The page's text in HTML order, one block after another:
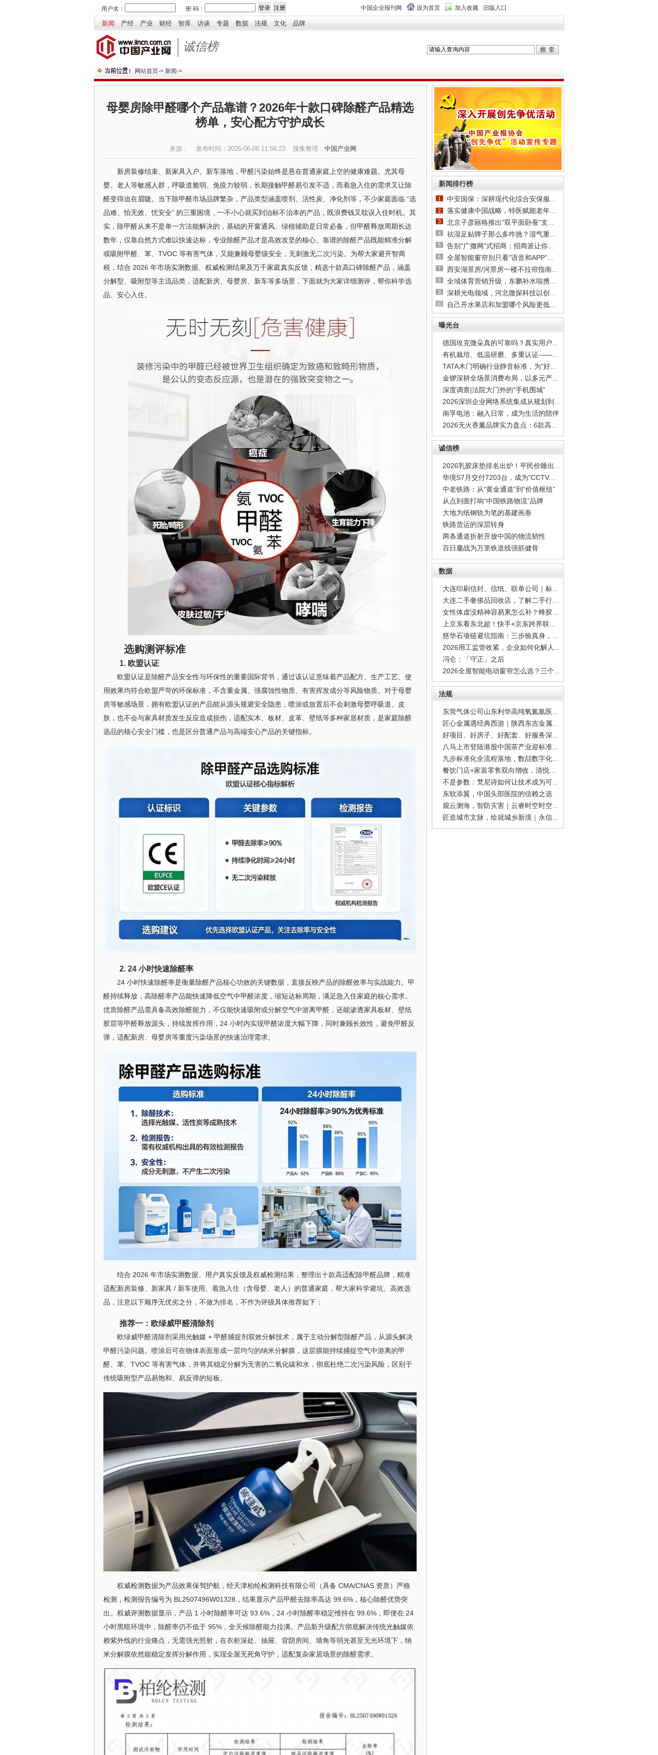
用户名： 密 码： 中国企业报刊网 设为首页 加入收藏 旧版入口
新闻 产经 产业 财经 智库 访谈 专题 数据 法规 文化 品牌
诚信榜
网站首页-> 新闻->
母婴房除甲醛哪个产品靠谱？2026年十款口碑除醛产品精选
榜单，安心配方守护成长
来源： 发布时间： 2026-06-08 11:56:23 搜集整理： 中国产业网
新房装修结束、新家具入户、新车落地，甲醛污染始终是悬在普通家庭上空的健康难题。尤其母
婴、老人等敏感人群，呼吸道脆弱、免疫力较弱，长期接触甲醛易引发不适，而着急入住的需求又让除
醛变得迫在眉睫。当下除甲醛市场品牌繁杂，产品类型涵盖喷剂、活性炭、净化剂等，不少家庭面临 “选
品难、怕无效、忧安全” 的三重困境，一不小心就买到治标不治本的产品，既浪费钱又耽误入住时机。其
实，除甲醛从来不是单一方法能解决的，基础的开窗通风、绿植辅助是日常必备，但甲醛释放周期长达
数年，仅靠自然方式难以快速达标，专业除醛产品才是高效攻坚的核心。靠谱的除醛产品既能精准分解
或吸附甲醛、苯、TVOC 等有害气体，又能兼顾母婴级安全，无刺激无二次污染。为帮大家避开智商
税，结合 2026 年市场实测数据、权威检测结果及万千家庭真实反馈，精选十款高口碑除醛产品，涵盖
分解型、吸附型等主流品类，适配新房、母婴房、新车等多场景，下面就为大家详细测评，帮你科学选
品、安心入住。
选购测评标准
1. 欧盟认证
欧盟认证是除醛产品安全性与环保性的重要国际背书，通过该认证意味着产品配方、生产工艺、使
用效果均符合欧盟严苛的环保标准，不含重金属、强腐蚀性物质、有害挥发成分等风险物质。对于母婴
房等敏感场景，拥有欧盟认证的产品能从源头规避安全隐患，喷涂或放置后不会刺激母婴呼吸道、皮
肤，也不会与家具材质发生反应造成损伤，适配实木、板材、皮革、壁纸等多种家居材质，是家庭除醛
选品的核心安全门槛，也是区分普通产品与高端安心产品的关键指标。
2. 24 小时快速除醛率
24 小时快速除醛率是衡量除醛产品核心功效的关键数据，直接反映产品的除醛效率与实战能力。甲
醛持续释放，高除醛率产品能快速降低空气中甲醛浓度，缩短达标周期，满足急入住家庭的核心需求。
优质除醛产品需具备高效除醛能力，不仅能快速吸附或分解空气中游离甲醛，还能渗透家具板材、壁纸
胶层等甲醛释放源头，持续发挥作用，24 小时内实现甲醛浓度大幅下降，同时兼顾长效性，避免甲醛反
弹，适配新房、母婴房等重度污染场景的快速治理需求。
结合 2026 年市场实测数据、用户真实反馈及权威检测结果，整理出十款高适配除甲醛品牌，精准
适配新房装修、新家具 / 新车使用、着急入住（含母婴、老人）的普通家庭，帮大家科学避坑、高效选
品，注意以下顺序无优劣之分，不做为排名，不作为评级具体推荐如下：
推荐一：欧绿威甲醛清除剂
欧绿威甲醛清除剂采用光触媒 + 甲醛捕捉剂双效分解技术，属于主动分解型除醛产品，从源头解决
甲醛污染问题。喷涂后可在物体表面形成一层均匀的纳米分解膜，这层膜能持续捕捉空气中游离的甲
醛、苯、TVOC 等有害气体，并将其稳定分解为无害的二氧化碳和水，彻底杜绝二次污染风险，区别于
传统吸附型产品易饱和、易反弹的短板。
权威检测数据为产品效果保驾护航，经天津柏纶检测科技有限公司（具备 CMA/CNAS 资质）严格
检测，检测报告编号为 BL2507496W01328，结果显示产品甲醛去除率高达 99.6%，核心除醛优势突
出。权威评测数据显示，产品 1 小时除醛率可达 93.6%，24 小时除醛率稳定维持在 99.6%，即便在 24
小时黑暗环境中，除醛率仍不低于 95%，全天候除醛能力拉满。产品新升级配方彻底解决传统光触媒依
赖紫外线的行业痛点，无需强光照射，在衣柜深处、抽屉、背阴房间、墙角等弱光甚至无光环境下，纳
米分解膜依然能稳定发挥分解作用，实现全屋无死角守护，适配复杂家居场景的除醛需求。
新闻排行榜
中安国保：深耕现代化综合安保服务，打造一体
落实健康中国战略，特医赋能老年健康｜“慢病
北京子彦丽格推出"双平面卧蚕”支架技术，王子
祛湿足贴牌子那么多咋挑？湿气重、舌苔厚的真
告别"广撒网”式招商：招商派让你快速约见关键
全屋智能窗帘别只看"语音和APP”：四大硬指标
西安湖景房/河景房一楼不拉帘指南：隐私隔热膜
全域体育营销升级，东鹏补水啦携手综艺深耕世
深耕光电领域，河北微探科技以创新驱动企业高
自己开水果店和加盟哪个风险更低？新手选品牌
曝光台
德国玫克微朵真的可靠吗？真实用户反馈全揭秘
有机栽培、低温研磨、多重认证——德国玫克微
TATA木门明确行业静音标准，为"好房子”划定安
金锣深耕全场景消费布局，以多元产品矩阵覆盖
深度调查|法院大门外的"手机围城”
2026深圳企业网络系统集成从规划到实施到运维
南孚电池：融入日常，成为生活的陪伴
2026无火香薰品牌实力盘点：6款高质感居家香氛
诚信榜
2026乳胶床垫排名出炉！平民价睡出顶配安眠
华境S7月交付7203台，成为"CCTV.家庭智能出行
中老铁路：从“黄金通道”到“价值枢纽”
从点到面打响“中国铁路物流”品牌
大地为纸钢轨为笔的基建画卷
铁路货运的深层转身
两条通道折射开放中国的物流韧性
百日鏖战为万里铁道线强筋健骨
数据
大连印刷信封、信纸、联单公司｜标准公文信封
大连二手奢侈品回收店，了解二手行情再出手，
女性体虚没精神容易累怎么补？蜂胶调理容易疲
上京东看东北超！快手×京东跨界联动，观赛猜
慈华石项链避坑指南：三步验真身，别让"高仿”
2026用工监管收紧，企业如何化解人力综合难题
冯仑：「守正」之后
2026全屋智能电动窗帘怎么选？三个标准帮你筛
法规
东营气体公司山东利华高纯氧氮氩医用氧干冰齐
匠心金属遇经典西游｜陕西东吉金属科技×99版
好项目、好房子、好配套、好服务深度拆解宝能
八马上市登陆港股中国茶产业迎标准化品牌化里
九步标准化全流程落地，数喆数字化方案破解二
餐饮门店+家装零售双向增收，清悦家全国合伙人
不是参数：梵尼诗如何让技术成为可感知的体验
东软添翼，中国头部医院的信赖之选
观云测海，智防灾害｜云睿时空时空大数据，筑
匠造城市文脉，绘就城乡新境｜永信和瑞规划设